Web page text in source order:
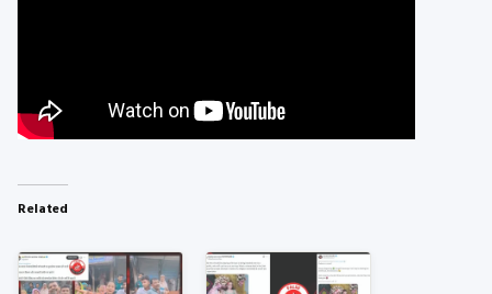
Related